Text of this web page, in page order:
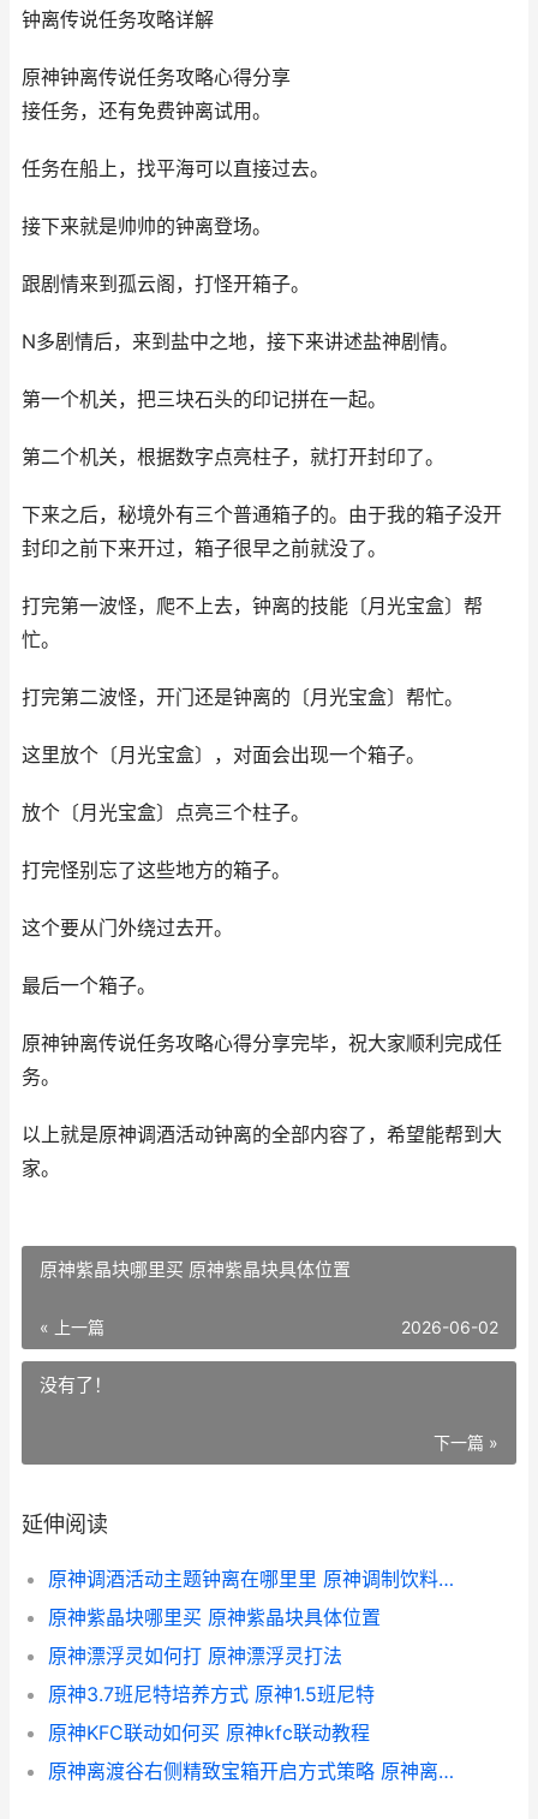
钟离传说任务攻略详解
原神钟离传说任务攻略心得分享
接任务，还有免费钟离试用。
任务在船上，找平海可以直接过去。
接下来就是帅帅的钟离登场。
跟剧情来到孤云阁，打怪开箱子。
N多剧情后，来到盐中之地，接下来讲述盐神剧情。
第一个机关，把三块石头的印记拼在一起。
第二个机关，根据数字点亮柱子，就打开封印了。
下来之后，秘境外有三个普通箱子的。由于我的箱子没开
封印之前下来开过，箱子很早之前就没了。
打完第一波怪，爬不上去，钟离的技能〔月光宝盒〕帮
忙。
打完第二波怪，开门还是钟离的〔月光宝盒〕帮忙。
这里放个〔月光宝盒〕，对面会出现一个箱子。
放个〔月光宝盒〕点亮三个柱子。
打完怪别忘了这些地方的箱子。
这个要从门外绕过去开。
最后一个箱子。
原神钟离传说任务攻略心得分享完毕，祝大家顺利完成任
务。
以上就是原神调酒活动钟离的全部内容了，希望能帮到大
家。
原神紫晶块哪里买 原神紫晶块具体位置
« 上一篇 2026-06-02
没有了！
下一篇 »
延伸阅读
原神调酒活动主题钟离在哪里里 原神调制饮料顺序
原神紫晶块哪里买 原神紫晶块具体位置
原神漂浮灵如何打 原神漂浮灵打法
原神3.7班尼特培养方式 原神1.5班尼特
原神KFC联动如何买 原神kfc联动教程
原神离渡谷右侧精致宝箱开启方式策略 原神离岛那里怎么过